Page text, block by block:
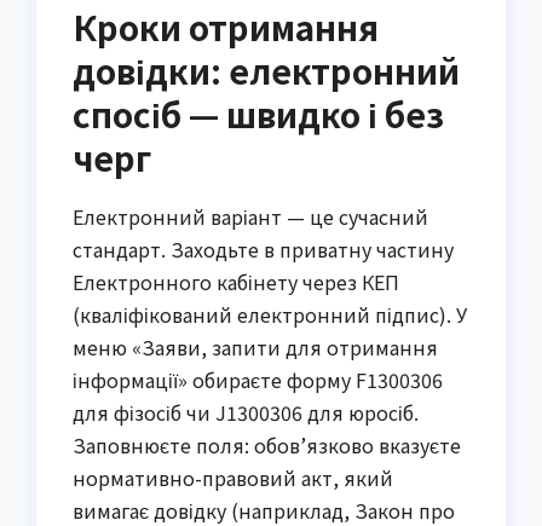
Кроки отримання
довідки: електронний
спосіб — швидко і без
черг
Електронний варіант — це сучасний
стандарт. Заходьте в приватну частину
Електронного кабінету через КЕП
(кваліфікований електронний підпис). У
меню «Заяви, запити для отримання
інформації» обираєте форму F1300306
для фізосіб чи J1300306 для юросіб.
Заповнюєте поля: обов’язково вказуєте
нормативно-правовий акт, який
вимагає довідку (наприклад, Закон про